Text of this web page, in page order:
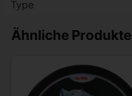
Ähnliche Produkte
Type